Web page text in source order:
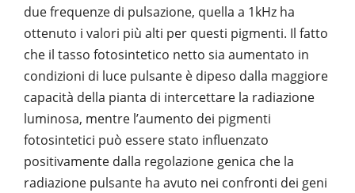
due frequenze di pulsazione, quella a 1kHz ha
ottenuto i valori più alti per questi pigmenti. Il fatto
che il tasso fotosintetico netto sia aumentato in
condizioni di luce pulsante è dipeso dalla maggiore
capacità della pianta di intercettare la radiazione
luminosa, mentre l’aumento dei pigmenti
fotosintetici può essere stato influenzato
positivamente dalla regolazione genica che la
radiazione pulsante ha avuto nei confronti dei geni